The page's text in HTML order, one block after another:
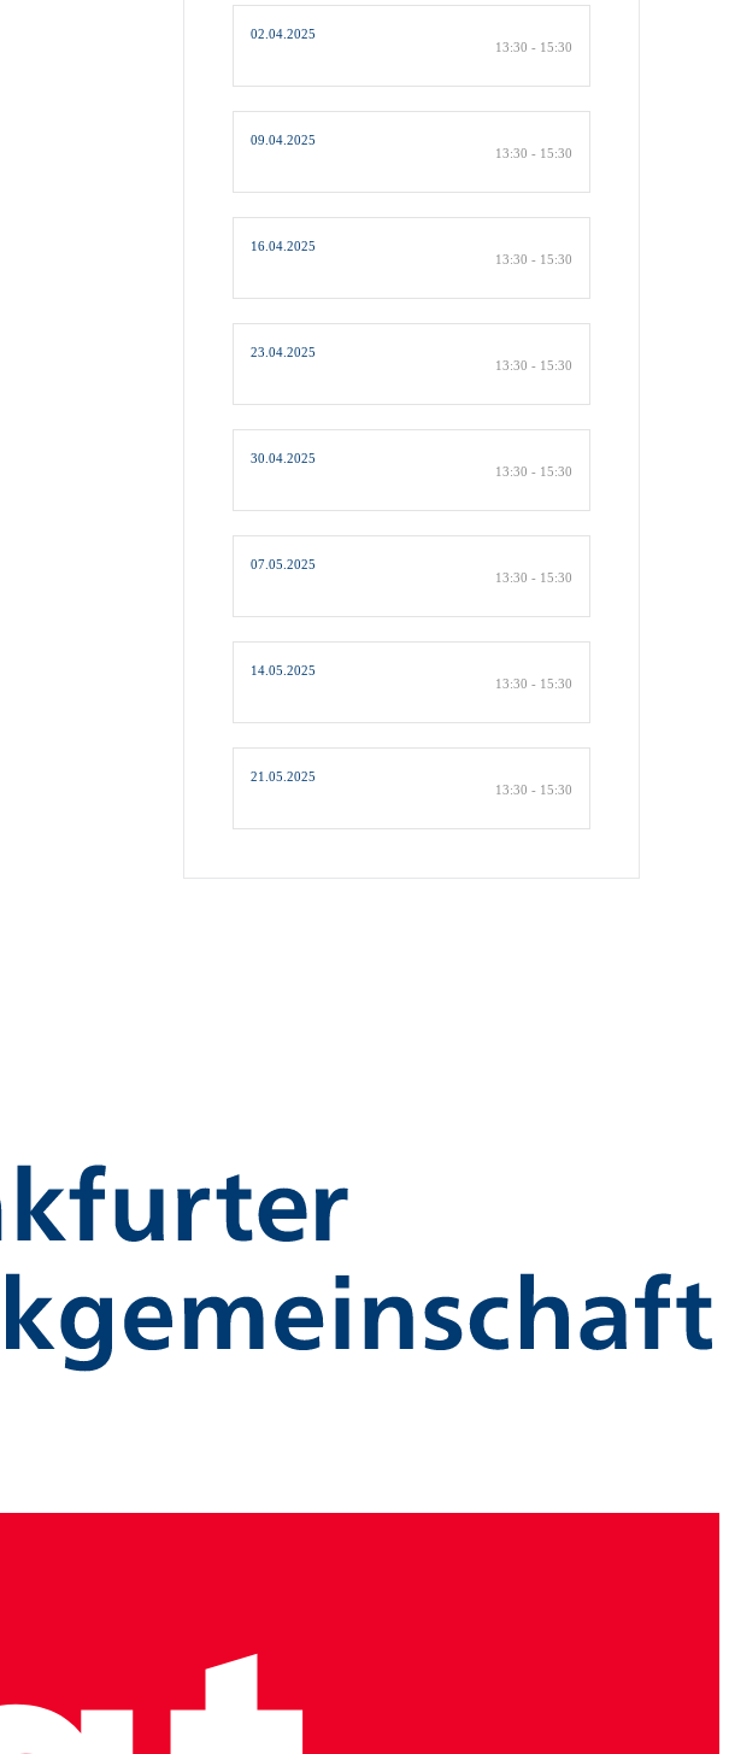
02.04.2025
13:30 - 15:30
09.04.2025
13:30 - 15:30
16.04.2025
13:30 - 15:30
23.04.2025
13:30 - 15:30
30.04.2025
13:30 - 15:30
07.05.2025
13:30 - 15:30
14.05.2025
13:30 - 15:30
21.05.2025
13:30 - 15:30